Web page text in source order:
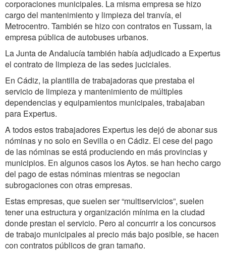
corporaciones municipales. La misma empresa se hizo
cargo del mantenimiento y limpieza del tranvía, el
Metrocentro. También se hizo con contratos en Tussam, la
empresa pública de autobuses urbanos.
La Junta de Andalucía también había adjudicado a Expertus
el contrato de limpieza de las sedes juciciales.
En Cádiz, la plantilla de trabajadoras que prestaba el
servicio de limpieza y mantenimiento de múltiples
dependencias y equipamientos municipales, trabajaban
para Expertus.
A todos estos trabajadores Expertus les dejó de abonar sus
nóminas y no solo en Sevilla o en Cádiz. El cese del pago
de las nóminas se está produciendo en más provincias y
municipios. En algunos casos los Aytos. se han hecho cargo
del pago de estas nóminas mientras se negocian
subrogaciones con otras empresas.
Estas empresas, que suelen ser “multiservicios”, suelen
tener una estructura y organización mínima en la ciudad
donde prestan el servicio. Pero al concurrir a los concursos
de trabajo municipales al precio más bajo posible, se hacen
con contratos públicos de gran tamaño.